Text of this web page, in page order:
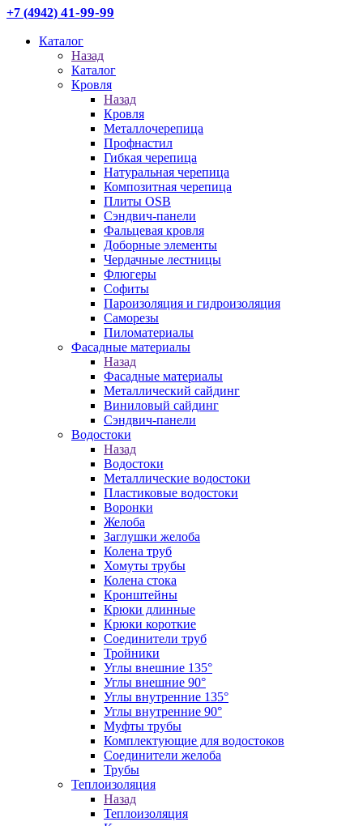
+7 (4942) 41-99-99
Каталог
Назад
Каталог
Кровля
Назад
Кровля
Металлочерепица
Профнастил
Гибкая черепица
Натуральная черепица
Композитная черепица
Плиты OSB
Сэндвич-панели
Фальцевая кровля
Доборные элементы
Чердачные лестницы
Флюгеры
Софиты
Пароизоляция и гидроизоляция
Саморезы
Пиломатериалы
Фасадные материалы
Назад
Фасадные материалы
Металлический сайдинг
Виниловый сайдинг
Сэндвич-панели
Водостоки
Назад
Водостоки
Металлические водостоки
Пластиковые водостоки
Воронки
Желоба
Заглушки желоба
Колена труб
Хомуты трубы
Колена стока
Кронштейны
Крюки длинные
Крюки короткие
Соединители труб
Тройники
Углы внешние 135°
Углы внешние 90°
Углы внутренние 135°
Углы внутренние 90°
Муфты трубы
Комплектующие для водостоков
Соединители желоба
Трубы
Теплоизоляция
Назад
Теплоизоляция